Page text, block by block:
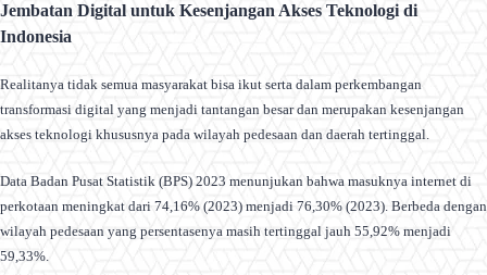
Jembatan Digital untuk Kesenjangan Akses Teknologi di
Indonesia
Realitanya tidak semua masyarakat bisa ikut serta dalam perkembangan
transformasi digital yang menjadi tantangan besar dan merupakan kesenjangan
akses teknologi khususnya pada wilayah pedesaan dan daerah tertinggal.
Data Badan Pusat Statistik (BPS) 2023 menunjukan bahwa masuknya internet di
perkotaan meningkat dari 74,16% (2023) menjadi 76,30% (2023). Berbeda dengan
wilayah pedesaan yang persentasenya masih tertinggal jauh 55,92% menjadi
59,33%.